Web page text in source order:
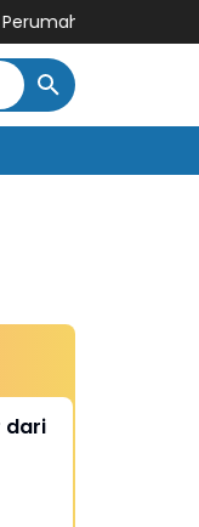
Disomasi Kedua
dari